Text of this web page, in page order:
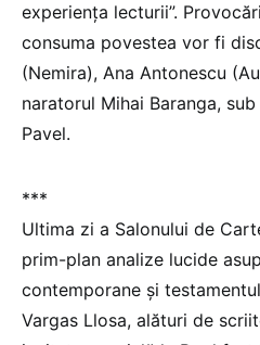
experiența lecturii”.
consuma povestea vor fi
(Nemira), Ana Antonescu
naratorul Mihai Baranga,
Pavel.
***
Ultima zi a Salonului de
prim-plan analize lucide
contemporane și
Vargas Llosa, alături de